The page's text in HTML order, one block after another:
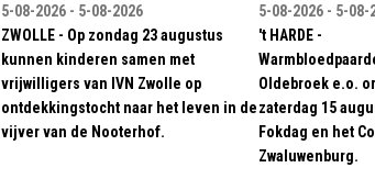
5-08-2026 - 5-08-2026
ZWOLLE - Op zondag 23 augustus
kunnen kinderen samen met
vrijwilligers van IVN Zwolle op
ontdekkingstocht naar het leven in de
vijver van de Nooterhof.
5-08-2026 - 5-08-
't HARDE -
Oldebroek e.o.
zaterdag 15
Fokdag en het
Zwaluwenburg.